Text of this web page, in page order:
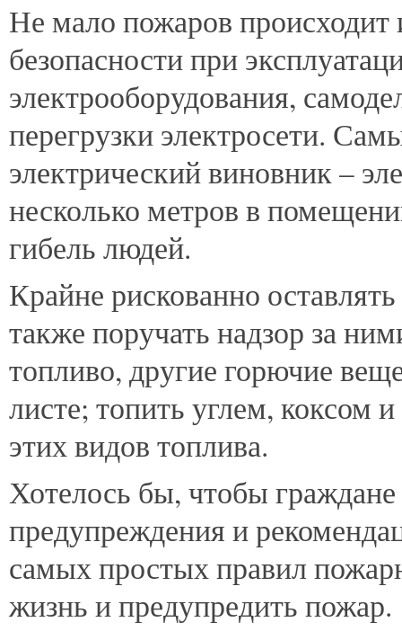
Не мало пожаров
безопасности при
электрооборудования,
перегрузки электросети.
электрический виновник –
несколько метров в
гибель людей.
Крайне рискованно
также поручать надзор за
топливо, другие горючие
листе; топить углем, коксом
этих видов топлива.
Хотелось бы, чтобы
предупреждения и
самых простых правил
жизнь и предупредить пожар.